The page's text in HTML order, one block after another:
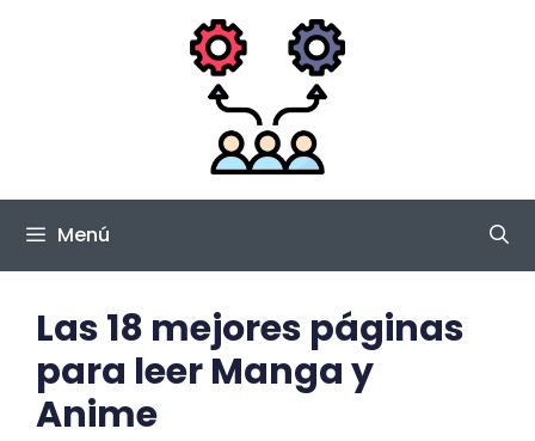
Menú
Las 18 mejores páginas
para leer Manga y
Anime